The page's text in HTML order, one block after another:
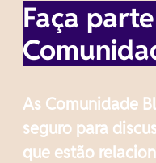
Faça
As Comunidade
seguro para
que estão